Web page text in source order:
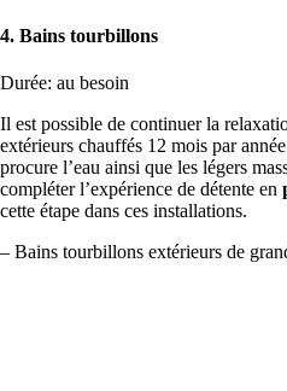
4. Bains tourbillons
Durée: au besoin
Il est possible de continuer la
extérieurs chauffés 12 mois par
procure l’eau ainsi que les légers
compléter l’expérience de détente en
cette étape dans ces installations.
– Bains tourbillons extérieurs de